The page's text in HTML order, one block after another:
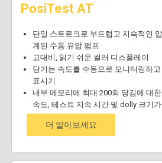
PosiTest AT
단일 스트로크로 부드럽고 지속적인
계된 수동 유압 펌프
고대비, 읽기 쉬운 컬러 디스플레이
당기는 속도를 수동으로 모니터링하
표시기
내부 메모리에 최대 200회 당김에 대
속도, 테스트 지속 시간 및 dolly 크기
더 알아보세요